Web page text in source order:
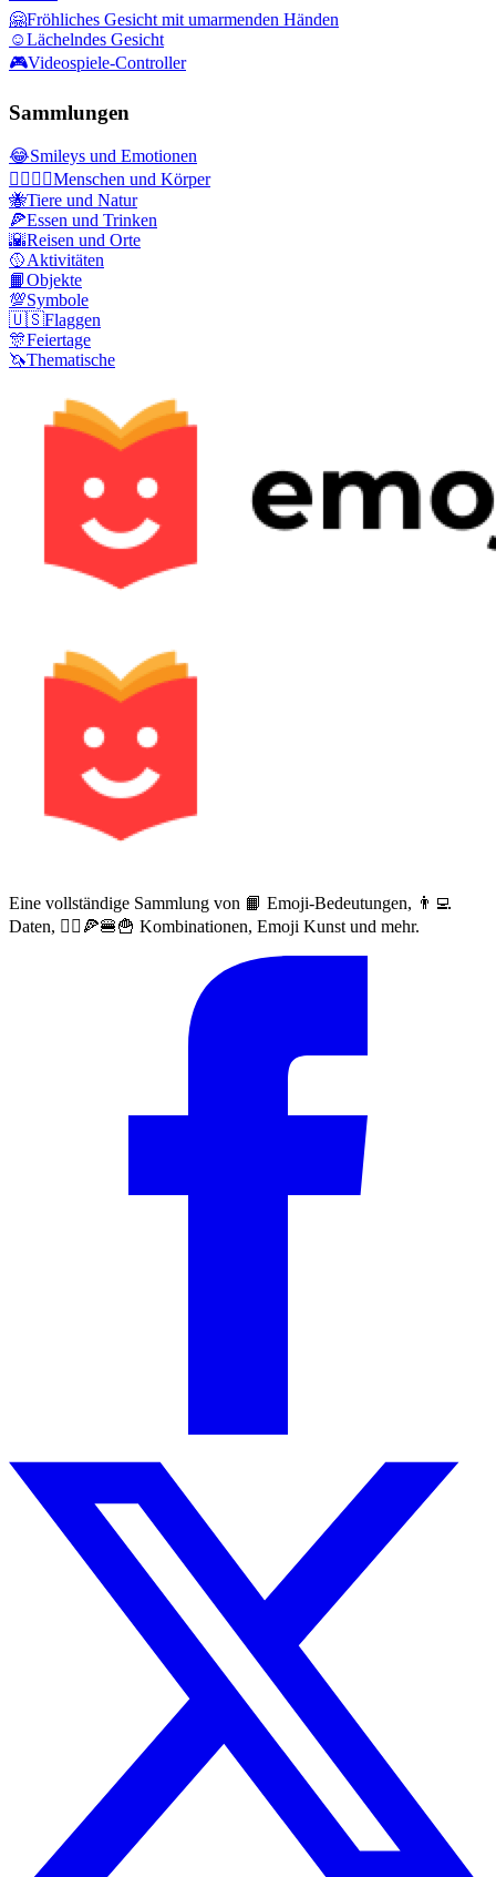
🤗Fröhliches Gesicht mit umarmenden Händen
☺️Lächelndes Gesicht
🎮Videospiele-Controller
Sammlungen
😂Smileys und Emotionen
👩‍❤️‍💋‍👨Menschen und Körper
🐝Tiere und Natur
🍕Essen und Trinken
🌇Reisen und Orte
🥎Aktivitäten
📙Objekte
💯Symbole
🇺🇸Flaggen
🎊Feiertage
🦄Thematische
Eine vollständige Sammlung von 📙 Emoji-Bedeutungen, 👨‍💻
Daten, 🙅‍♀️🍕🍔🍟 Kombinationen, Emoji Kunst und mehr.